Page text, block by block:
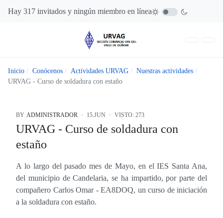
Hay 317 invitados y ningún miembro en línea
Inicio Conócenos Actividades URVAG
Nuestras actividades
URVAG - Curso de soldadura con estaño
BY ADMINISTRADOR 15.JUN VISTO: 273
URVAG - Curso de soldadura con
estaño
A lo largo del pasado mes de Mayo, en el IES Santa Ana,
del municipio de Candelaria, se ha impartido, por parte del
compañero Carlos Omar - EA8DOQ, un curso de iniciación
a la soldadura con estaño.